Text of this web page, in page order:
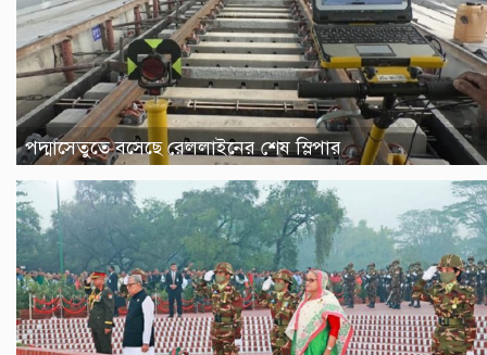
পদ্মাসেতুতে বসেছে রেললাইনের শেষ স্লিপার